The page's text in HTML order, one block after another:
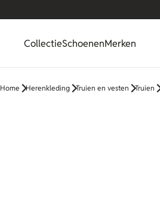
CollectieSchoenenMerken
Home Herenkleding Truien en vesten Truien